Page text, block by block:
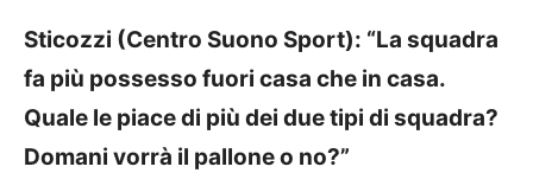
Sticozzi (Centro Suono Sport): “La squadra
fa più possesso fuori casa che in casa.
Quale le piace di più dei due tipi di squadra?
Domani vorrà il pallone o no?”